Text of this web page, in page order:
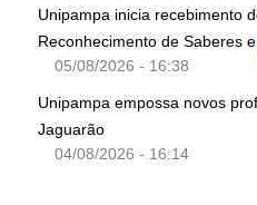
Unipampa inicia recebimento
Reconhecimento de Saberes
05/08/2026 - 16:38
Unipampa empossa novos
Jaguarão
04/08/2026 - 16:14